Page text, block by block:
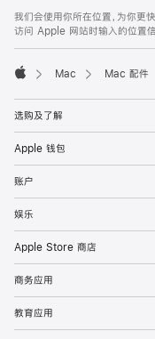
页
页
脚
注
我们会使用你所在位置，为你更
访问 Apple 网站时输入的位置信
Mac Mac 配件
选购及了解
Apple 钱包
账户
娱乐
Apple Store 商店
商务应用
教育应用